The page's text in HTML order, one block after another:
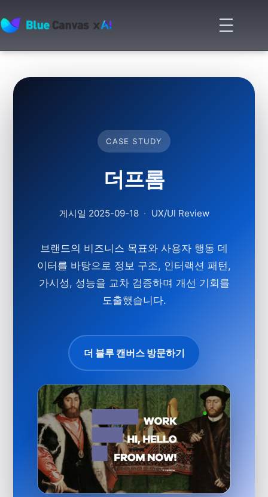
BLUECANVAS
메
뉴
기
CASE STUDY
더프롬
게시일 2025-09-18 · UX/UI Review
브랜드의 비즈니스 목표와 사용자 행동 데
이터를 바탕으로 정보 구조, 인터랙션 패턴,
가시성, 성능을 교차 검증하며 개선 기회를
도출했습니다.
더 블루 캔버스 방문하기